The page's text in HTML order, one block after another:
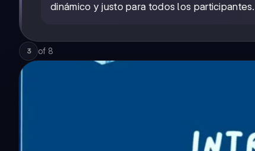
dinámico y justo para todos los participantes.
3 of 8